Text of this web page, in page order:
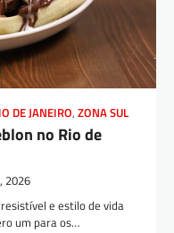
DE JANEIRO, ZONA SUL
no Rio de
2026
e estilo de vida
um para os…